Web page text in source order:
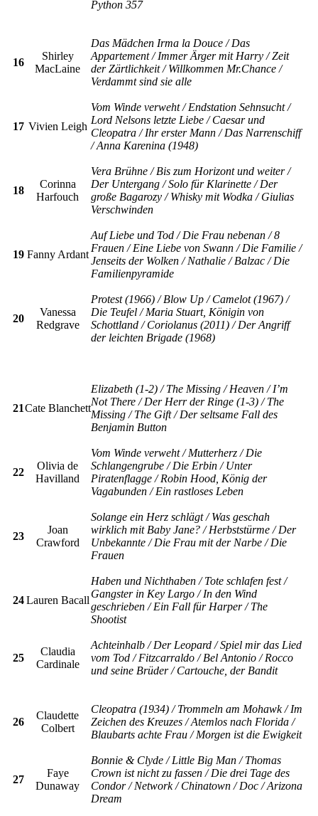
Python 357
16
Shirley
MacLaine
Das Mädchen Irma la Douce / Das
Appartement / Immer Ärger mit Harry / Zeit
der Zärtlichkeit / Willkommen Mr.Chance /
Verdammt sind sie alle
17 Vivien Leigh
Vom Winde verweht / Endstation Sehnsucht /
Lord Nelsons letzte Liebe / Caesar und
Cleopatra / Ihr erster Mann / Das Narrenschiff
/ Anna Karenina (1948)
18
Corinna
Harfouch
Vera Brühne / Bis zum Horizont und weiter /
Der Untergang / Solo für Klarinette / Der
große Bagarozy / Whisky mit Wodka / Giulias
Verschwinden
19 Fanny Ardant
Auf Liebe und Tod / Die Frau nebenan / 8
Frauen / Eine Liebe von Swann / Die Familie /
Jenseits der Wolken / Nathalie / Balzac / Die
Familienpyramide
20
Vanessa
Redgrave
Protest (1966) / Blow Up / Camelot (1967) /
Die Teufel / Maria Stuart, Königin von
Schottland / Coriolanus (2011) / Der Angriff
der leichten Brigade (1968)
21Cate Blanchett
Elizabeth (1-2) / The Missing / Heaven / I’m
Not There / Der Herr der Ringe (1-3) / The
Missing / The Gift / Der seltsame Fall des
Benjamin Button
22
Olivia de
Havilland
Vom Winde verweht / Mutterherz / Die
Schlangengrube / Die Erbin / Unter
Piratenflagge / Robin Hood, König der
Vagabunden / Ein rastloses Leben
23
Joan
Crawford
Solange ein Herz schlägt / Was geschah
wirklich mit Baby Jane? / Herbststürme / Der
Unbekannte / Die Frau mit der Narbe / Die
Frauen
24Lauren Bacall
Haben und Nichthaben / Tote schlafen fest /
Gangster in Key Largo / In den Wind
geschrieben / Ein Fall für Harper / The
Shootist
25
Claudia
Cardinale
Achteinhalb / Der Leopard / Spiel mir das Lied
vom Tod / Fitzcarraldo / Bel Antonio / Rocco
und seine Brüder / Cartouche, der Bandit
26
Claudette
Colbert
Cleopatra (1934) / Trommeln am Mohawk / Im
Zeichen des Kreuzes / Atemlos nach Florida /
Blaubarts achte Frau / Morgen ist die Ewigkeit
27
Faye
Dunaway
Bonnie & Clyde / Little Big Man / Thomas
Crown ist nicht zu fassen / Die drei Tage des
Condor / Network / Chinatown / Doc / Arizona
Dream